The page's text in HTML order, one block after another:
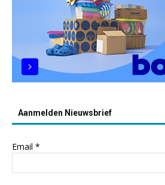
Aanmelden Nieuwsbrief
Email *